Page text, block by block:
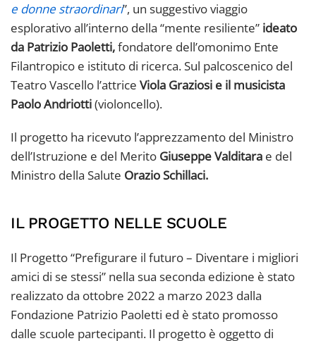
e donne straordinari”, un suggestivo viaggio
esplorativo all’interno della “mente resiliente” ideato
da Patrizio Paoletti,fondatore dell’omonimo Ente
Filantropico e istituto di ricerca. Sul palcoscenico del
Teatro Vascello l’attrice Viola Graziosi e il musicista
Paolo Andriotti(violoncello).
Il progetto ha ricevuto l’apprezzamento del Ministro
dell’Istruzione e del Merito Giuseppe Valditara e del
Ministro della Salute Orazio Schillaci.
IL PROGETTO NELLE SCUOLE
Il Progetto “Prefigurare il futuro – Diventare i migliori
amici di se stessi” nella sua seconda edizione è stato
realizzato da ottobre 2022 a marzo 2023 dalla
Fondazione Patrizio Paoletti ed è stato promosso
dalle scuole partecipanti. Il progetto è oggetto di